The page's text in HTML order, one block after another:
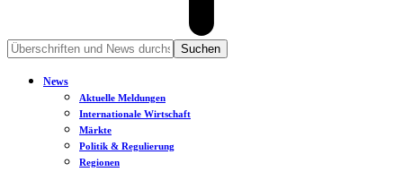
News
Aktuelle Meldungen
Internationale Wirtschaft
Märkte
Politik & Regulierung
Regionen